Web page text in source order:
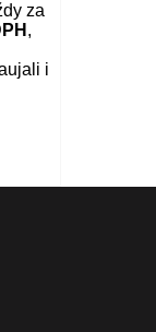
za
,
i